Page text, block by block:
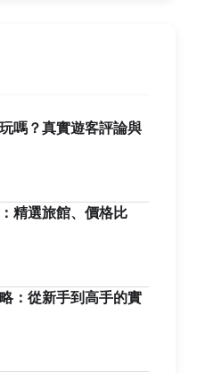
嗎？真實遊客評論與
精選旅館、價格比
：從新手到高手的實